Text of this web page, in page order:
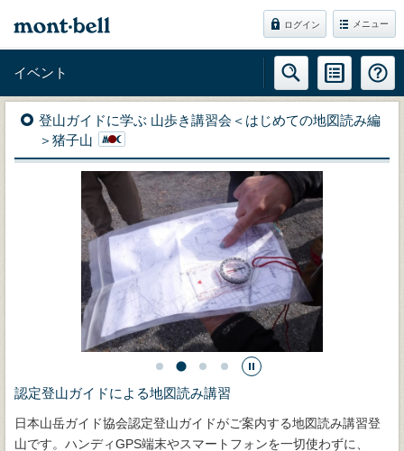
ログイン メニュー
イベント
登山ガイドに学ぶ 山歩き講習会＜はじめての地図読み編
＞猪子山
認定登山ガイドによる地図読み講習
日本山岳ガイド協会認定登山ガイドがご案内する地図読み講習登
山です。ハンディGPS端末やスマートフォンを一切使わずに、